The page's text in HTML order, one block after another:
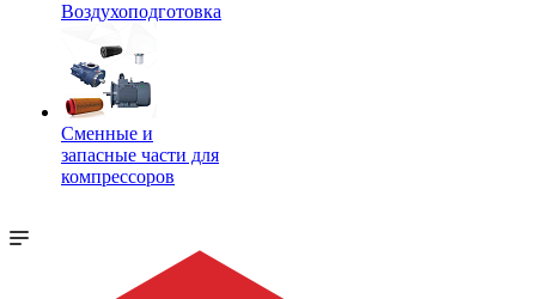
Воздухоподготовка
Сменные и
запасные части для
компрессоров